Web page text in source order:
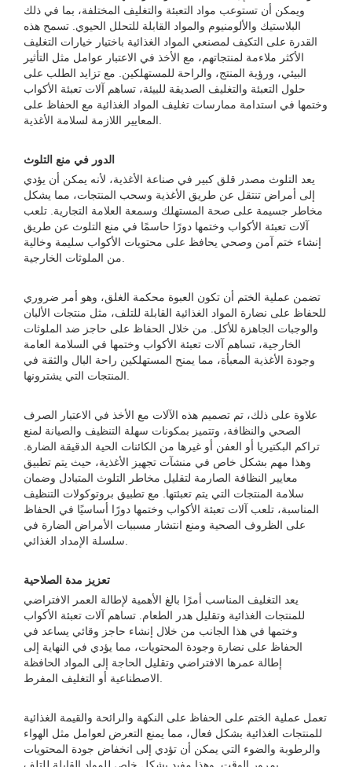
ويمكن أن تستوعب مواد التعبئة والتغليف المختلفة، بما في ذلك
البلاستيك والألومنيوم والمواد القابلة للتحلل الحيوي. تسمح هذه
القدرة على التكيف لمصنعي المواد الغذائية باختيار خيارات التغليف
الأكثر ملاءمة لمنتجاتهم، مع الأخذ في الاعتبار عوامل مثل التأثير
البيئي، ورؤية المنتج، والراحة للمستهلكين. مع تزايد الطلب على
حلول التعبئة والتغليف الصديقة للبيئة، تساهم آلات تعبئة الأكواب
وختمها في استدامة ممارسات تغليف المواد الغذائية مع الحفاظ على
الدور في منع التلوث
يعد التلوث مصدر قلق كبير في صناعة الأغذية، لأنه يمكن أن يؤدي
إلى أمراض تنتقل عن طريق الأغذية وسحب المنتجات، مما يشكل
مخاطر جسيمة على صحة المستهلك وسمعة العلامة التجارية. تلعب
آلات تعبئة الأكواب وختمها دورًا حاسمًا في منع التلوث عن طريق
إنشاء ختم آمن وصحي يحافظ على محتويات الأكواب سليمة وخالية
تضمن عملية الختم أن تكون العبوة محكمة الغلق، وهو أمر ضروري
للحفاظ على نضارة المواد الغذائية القابلة للتلف، مثل منتجات الألبان
والوجبات الجاهزة للأكل. من خلال الحفاظ على حاجز ضد الملوثات
الخارجية، تساهم آلات تعبئة الأكواب وختمها في السلامة العامة
وجودة الأغذية المعبأة، مما يمنح المستهلكين راحة البال والثقة في
علاوة على ذلك، تم تصميم هذه الآلات مع الأخذ في الاعتبار الصرف
الصحي والنظافة، وتتميز بمكونات سهلة التنظيف والصيانة لمنع
تراكم البكتيريا أو العفن أو غيرها من الكائنات الحية الدقيقة الضارة.
وهذا مهم بشكل خاص في منشآت تجهيز الأغذية، حيث يتم تطبيق
معايير النظافة الصارمة لتقليل مخاطر التلوث المتبادل وضمان
سلامة المنتجات التي يتم تعبئتها. مع تطبيق بروتوكولات التنظيف
المناسبة، تلعب آلات تعبئة الأكواب وختمها دورًا أساسيًا في الحفاظ
على الظروف الصحية ومنع انتشار مسببات الأمراض الضارة في
تعزيز مدة الصلاحية
يعد التغليف المناسب أمرًا بالغ الأهمية لإطالة العمر الافتراضي
للمنتجات الغذائية وتقليل هدر الطعام. تساهم آلات تعبئة الأكواب
وختمها في هذا الجانب من خلال إنشاء حاجز وقائي يساعد في
الحفاظ على نضارة وجودة المحتويات، مما يؤدي في النهاية إلى
إطالة عمرها الافتراضي وتقليل الحاجة إلى المواد الحافظة
تعمل عملية الختم على الحفاظ على النكهة والرائحة والقيمة الغذائية
للمنتجات الغذائية بشكل فعال، مما يمنع التعرض لعوامل مثل الهواء
والرطوبة والضوء التي يمكن أن تؤدي إلى انخفاض جودة المحتويات